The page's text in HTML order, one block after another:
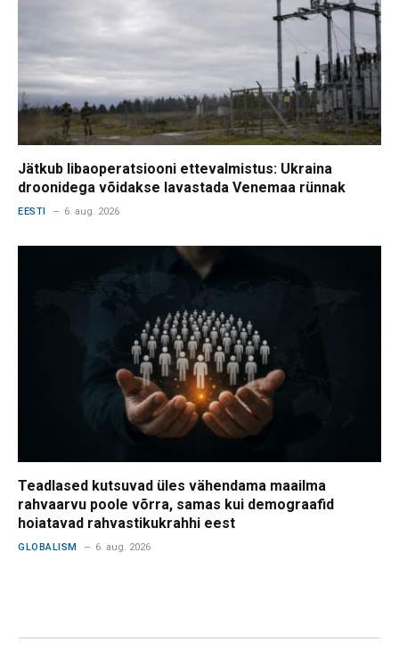
Jätkub libaoperatsiooni ettevalmistus: Ukraina
droonidega võidakse lavastada Venemaa rünnak
EESTI 6. aug. 2026
Teadlased kutsuvad üles vähendama maailma
rahvaarvu poole võrra, samas kui demograafid
hoiatavad rahvastikukrahhi eest
GLOBALISM 6. aug. 2026